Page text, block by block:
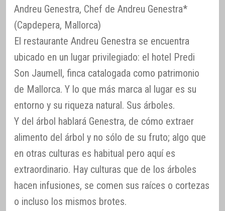
Andreu Genestra, Chef de Andreu Genestra*
(Capdepera, Mallorca)
El restaurante Andreu Genestra se encuentra
ubicado en un lugar privilegiado: el hotel Predi
Son Jaumell, finca catalogada como patrimonio
de Mallorca. Y lo que más marca al lugar es su
entorno y su riqueza natural. Sus árboles.
Y del árbol hablará Genestra, de cómo extraer
alimento del árbol y no sólo de su fruto; algo que
en otras culturas es habitual pero aquí es
extraordinario. Hay culturas que de los árboles
hacen infusiones, se comen sus raíces o cortezas
o incluso los mismos brotes.